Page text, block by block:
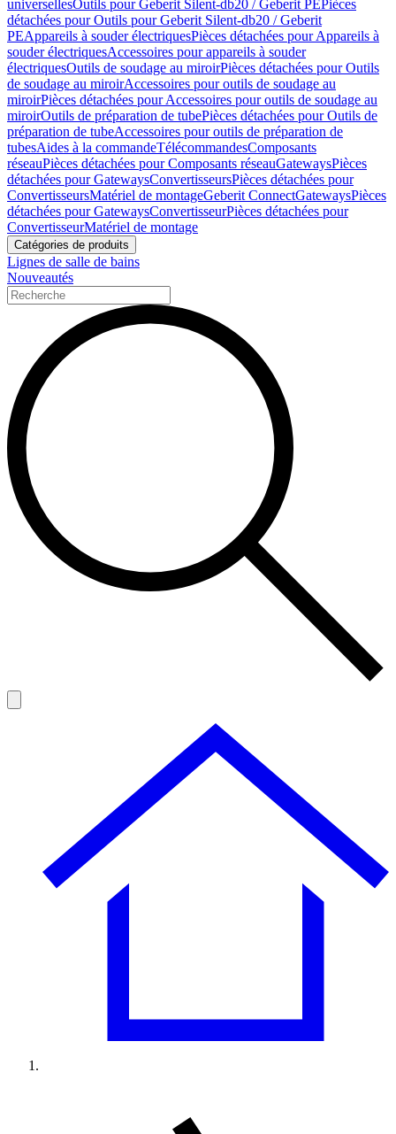
universellesOutils pour Geberit Silent-db20 / Geberit PEPièces
détachées pour Outils pour Geberit Silent-db20 / Geberit
PEAppareils à souder électriquesPièces détachées pour Appareils à
souder électriquesAccessoires pour appareils à souder
électriquesOutils de soudage au miroirPièces détachées pour Outils
de soudage au miroirAccessoires pour outils de soudage au
miroirPièces détachées pour Accessoires pour outils de soudage au
miroirOutils de préparation de tubePièces détachées pour Outils de
préparation de tubeAccessoires pour outils de préparation de
tubesAides à la commandeTélécommandesComposants
réseauPièces détachées pour Composants réseauGatewaysPièces
détachées pour GatewaysConvertisseursPièces détachées pour
ConvertisseursMatériel de montageGeberit ConnectGatewaysPièces
détachées pour GatewaysConvertisseurPièces détachées pour
ConvertisseurMatériel de montage
Catégories de produits
Lignes de salle de bains
Nouveautés